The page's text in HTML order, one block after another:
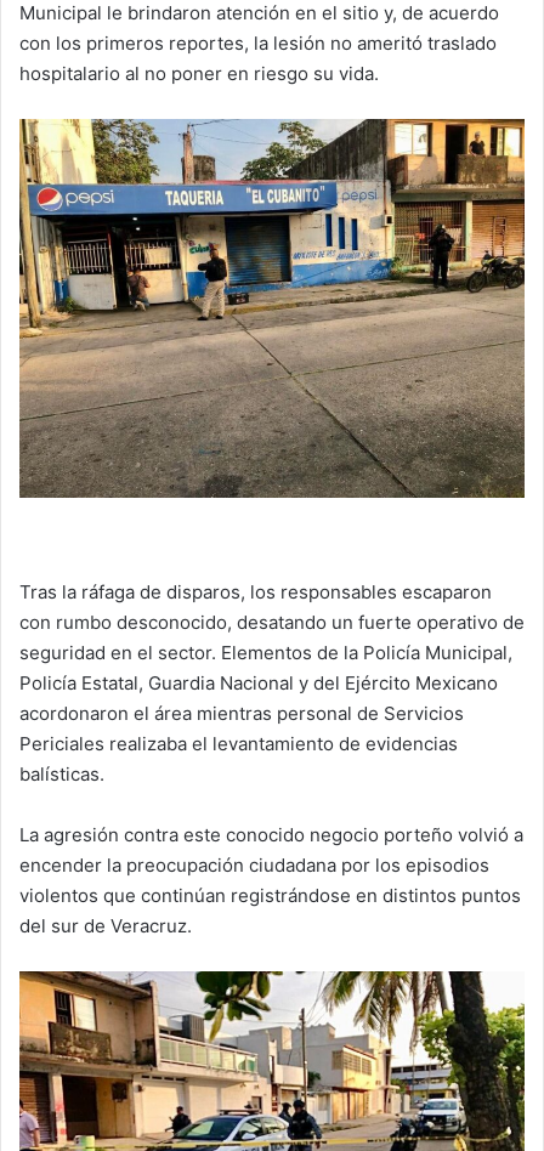
Municipal le brindaron atención en el sitio y, de acuerdo
con los primeros reportes, la lesión no ameritó traslado
hospitalario al no poner en riesgo su vida.
Tras la ráfaga de disparos, los responsables escaparon
con rumbo desconocido, desatando un fuerte operativo de
seguridad en el sector. Elementos de la Policía Municipal,
Policía Estatal, Guardia Nacional y del Ejército Mexicano
acordonaron el área mientras personal de Servicios
Periciales realizaba el levantamiento de evidencias
balísticas.
La agresión contra este conocido negocio porteño volvió a
encender la preocupación ciudadana por los episodios
violentos que continúan registrándose en distintos puntos
del sur de Veracruz.